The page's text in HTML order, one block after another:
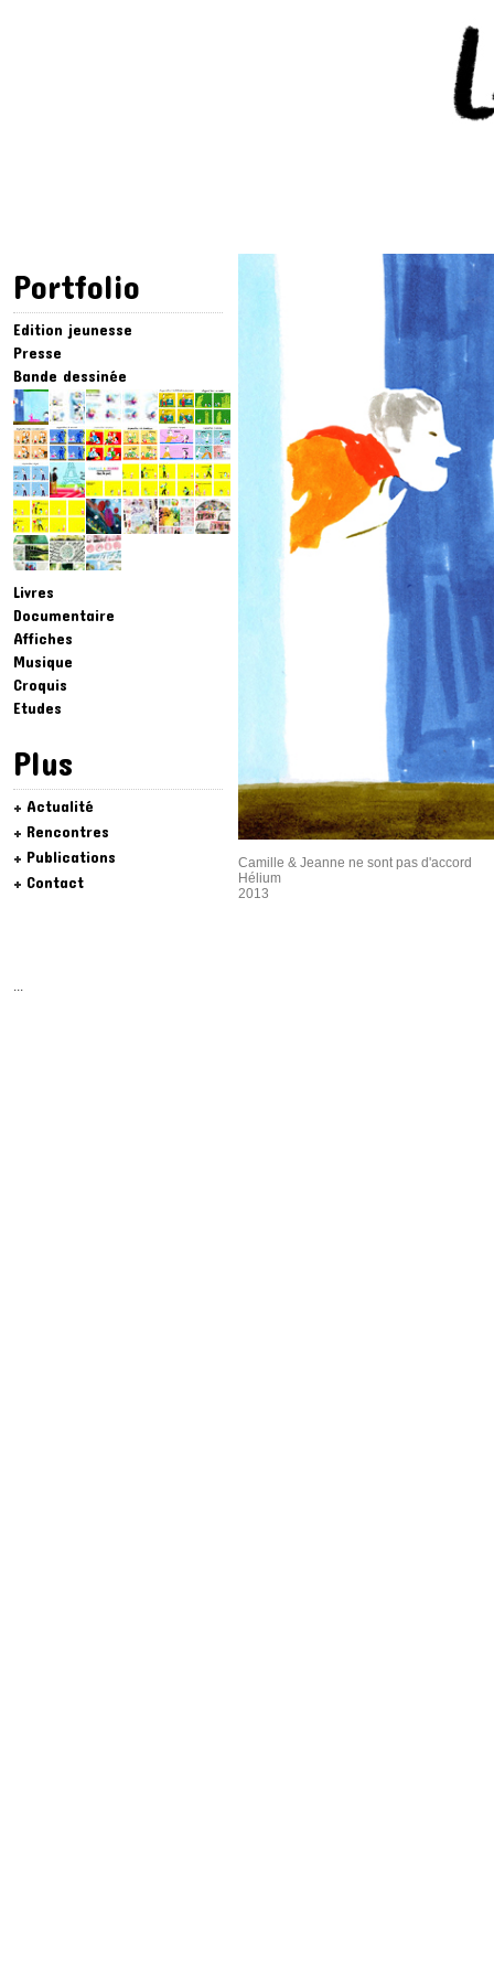
Portfolio
Edition jeunesse
Presse
Bande dessinée
Livres
Documentaire
Affiches
Musique
Croquis
Etudes
Plus
Actualité
Rencontres
Publications
Contact
Camille & Jeanne ne sont pas d'accord
Hélium
2013